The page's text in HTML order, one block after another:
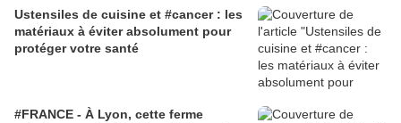
Ustensiles de cuisine et #cancer : les
matériaux à éviter absolument pour
protéger votre santé
#FRANCE - À Lyon, cette ferme